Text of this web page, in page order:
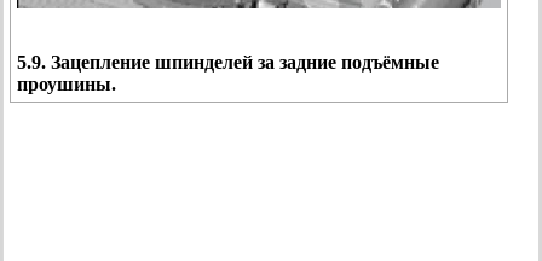
5.9. Зацепление шпинделей за задние подъёмные
проушины.